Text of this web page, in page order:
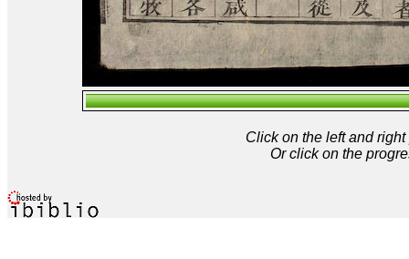
Click on the left and
Or click on the